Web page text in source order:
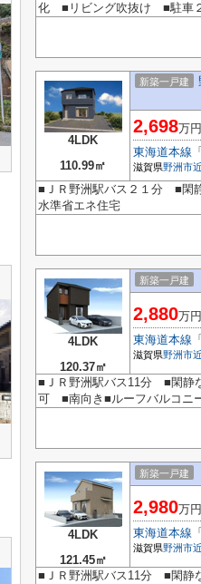
化 ■リビング吹抜け ■駐車
4LDK
110.99㎡
新築一戸建
2,698万円
東海道本線
滋賀県野洲市
■ＪＲ野洲駅バス２１分 ■
水準省エネ住宅
4LDK
120.37㎡
新築一戸建
2,880万円
東海道本線
滋賀県野洲市
■ＪＲ野洲駅バス11分 ■閑静
可 ■南向き■ルーフバルコニ
4LDK
121.45㎡
新築一戸建
2,980万円
東海道本線
滋賀県野洲市
■ＪＲ野洲駅バス11分 ■閑